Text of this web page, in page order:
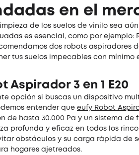
en el
de los suelos de vinilo sea
es esencial, como por ejemplo:
dos robots aspiradores
tus suelos impecables con mínimo
Aspirador 3 en 1 E20
opción si buscas un dispositivo
entender que eufy Robot
de hasta 30.000 Pa y un sistema
profunda y eficaz en todos los
obstáculos y su carga rápida de
hogares ajetreados.